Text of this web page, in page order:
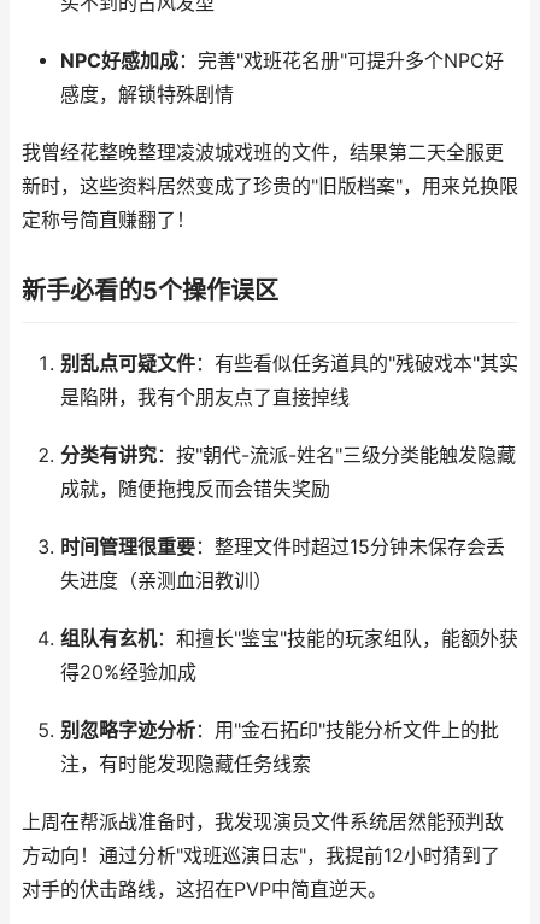
NPC好感加成：完善"戏班花名册"可提升多个NPC好
感度，解锁特殊剧情
我曾经花整晚整理凌波城戏班的文件，结果第二天全服更
新时，这些资料居然变成了珍贵的"旧版档案"，用来兑换限
定称号简直赚翻了！
新手必看的5个操作误区
别乱点可疑文件：有些看似任务道具的"残破戏本"其实
是陷阱，我有个朋友点了直接掉线
分类有讲究：按"朝代-流派-姓名"三级分类能触发隐藏
成就，随便拖拽反而会错失奖励
时间管理很重要：整理文件时超过15分钟未保存会丢
失进度（亲测血泪教训）
组队有玄机：和擅长"鉴宝"技能的玩家组队，能额外获
得20%经验加成
别忽略字迹分析：用"金石拓印"技能分析文件上的批
注，有时能发现隐藏任务线索
上周在帮派战准备时，我发现演员文件系统居然能预判敌
方动向！通过分析"戏班巡演日志"，我提前12小时猜到了
对手的伏击路线，这招在PVP中简直逆天。